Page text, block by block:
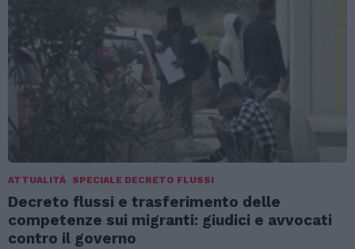
ATTUALITÀ SPECIALE DECRETO FLUSSI
Decreto flussi e trasferimento delle
competenze sui migranti: giudici e avvocati
contro il governo